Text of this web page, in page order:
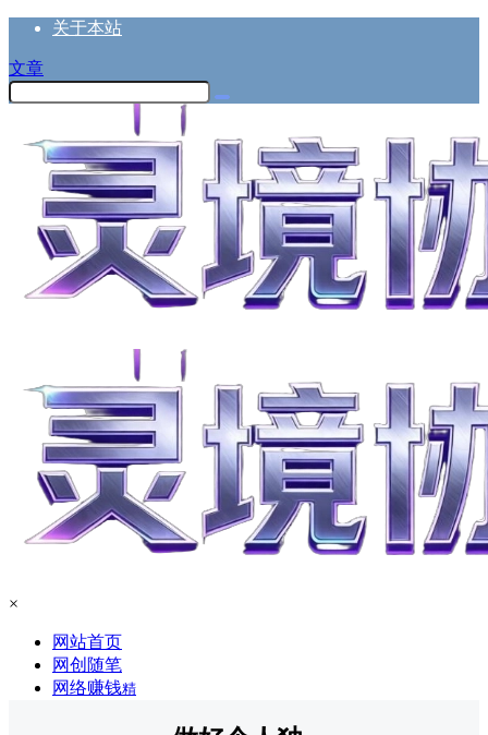
关于本站
文章
×
网站首页
网创随笔
网络赚钱精